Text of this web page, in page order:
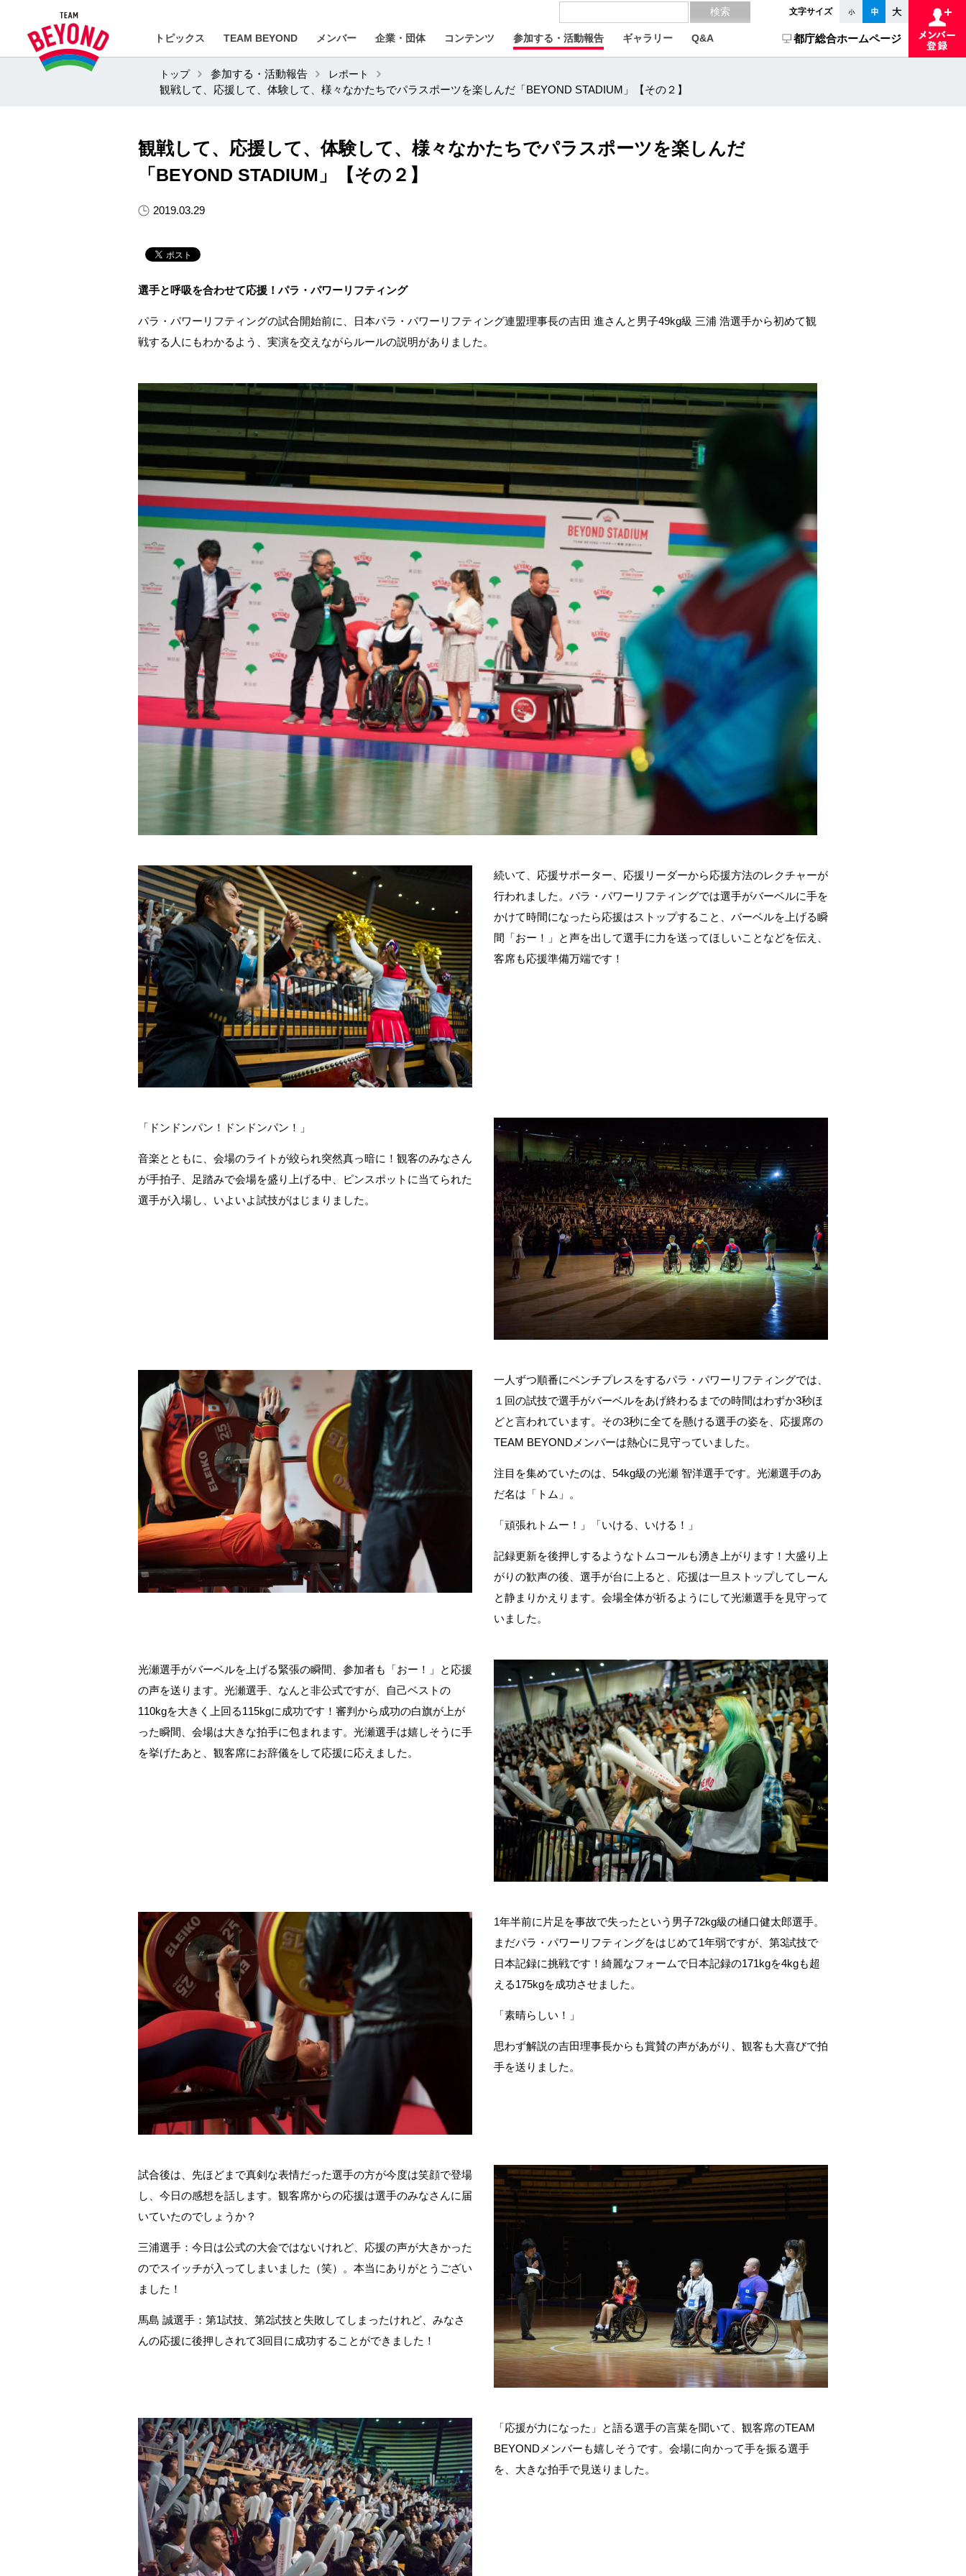
文字サイズ
トピックス TEAM BEYOND メンバー 企業・団体 コンテンツ 参加する・活動報告 ギャラリー Q&A 都庁総合ホームページ
トップ 参加する・活動報告
レポート
観戦して、応援して、体験して、様々なかたちでパラスポーツを楽しんだ「BEYOND STADIUM」【その２】
観戦して、応援して、体験して、様々なかたちでパラスポーツを楽しんだ
「BEYOND STADIUM」【その２】
2019.03.29
選手と呼吸を合わせて応援！パラ・パワーリフティング
パラ・パワーリフティングの試合開始前に、日本パラ・パワーリフティング連盟理事長の吉田 進さんと男子49kg級 三浦 浩選手から初めて観
戦する人にもわかるよう、実演を交えながらルールの説明がありました。
続いて、応援サポーター、応援リーダーから応援方法のレクチャーが
行われました。パラ・パワーリフティングでは選手がバーベルに手を
かけて時間になったら応援はストップすること、バーベルを上げる瞬
間「おー！」と声を出して選手に力を送ってほしいことなどを伝え、
客席も応援準備万端です！
「ドンドンパン！ドンドンパン！」
音楽とともに、会場のライトが絞られ突然真っ暗に！観客のみなさん
が手拍子、足踏みで会場を盛り上げる中、ピンスポットに当てられた
選手が入場し、いよいよ試技がはじまりました。
一人ずつ順番にベンチプレスをするパラ・パワーリフティングでは、
１回の試技で選手がバーベルをあげ終わるまでの時間はわずか3秒ほ
どと言われています。その3秒に全てを懸ける選手の姿を、応援席の
TEAM BEYONDメンバーは熱心に見守っていました。
注目を集めていたのは、54kg級の光瀬 智洋選手です。光瀬選手のあ
だ名は「トム」。
「頑張れトムー！」「いける、いける！」
記録更新を後押しするようなトムコールも湧き上がります！大盛り上
がりの歓声の後、選手が台に上ると、応援は一旦ストップしてしーん
と静まりかえります。会場全体が祈るようにして光瀬選手を見守って
いました。
光瀬選手がバーベルを上げる緊張の瞬間、参加者も「おー！」と応援
の声を送ります。光瀬選手、なんと非公式ですが、自己ベストの
110kgを大きく上回る115kgに成功です！審判から成功の白旗が上が
った瞬間、会場は大きな拍手に包まれます。光瀬選手は嬉しそうに手
を挙げたあと、観客席にお辞儀をして応援に応えました。
1年半前に片足を事故で失ったという男子72kg級の樋口健太郎選手。
まだパラ・パワーリフティングをはじめて1年弱ですが、第3試技で
日本記録に挑戦です！綺麗なフォームで日本記録の171kgを4kgも超
える175kgを成功させました。
「素晴らしい！」
思わず解説の吉田理事長からも賞賛の声があがり、観客も大喜びで拍
手を送りました。
試合後は、先ほどまで真剣な表情だった選手の方が今度は笑顔で登場
し、今日の感想を話します。観客席からの応援は選手のみなさんに届
いていたのでしょうか？
三浦選手：今日は公式の大会ではないけれど、応援の声が大きかった
のでスイッチが入ってしまいました（笑）。本当にありがとうござい
ました！
馬島 誠選手：第1試技、第2試技と失敗してしまったけれど、みなさ
んの応援に後押しされて3回目に成功することができました！
「応援が力になった」と語る選手の言葉を聞いて、観客席のTEAM
BEYONDメンバーも嬉しそうです。会場に向かって手を振る選手
を、大きな拍手で見送りました。